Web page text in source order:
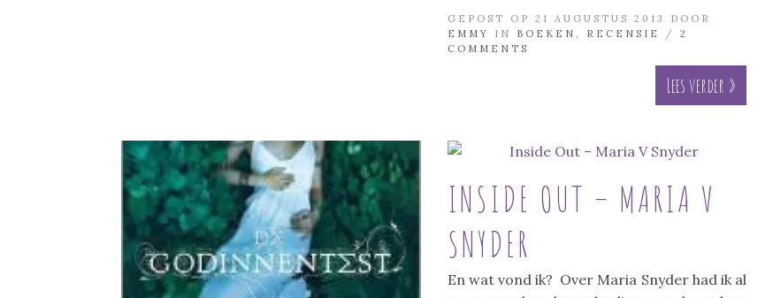
GEPOST OP 21 AUGUSTUS 2013 DOOR
EMMY
IN BOEKEN , RECENSIE / 2
COMMENTS
Lees verder »
INSIDE OUT – MARIA V
SNYDER
En wat vond ik? Over Maria Snyder had ik al